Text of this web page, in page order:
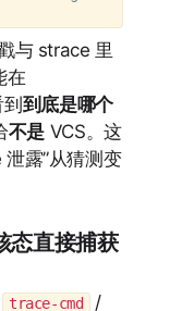
与 strace 里
在
到底是哪个
不是 VCS。这
露”从猜测变
态直接捕获
trace-cmd /